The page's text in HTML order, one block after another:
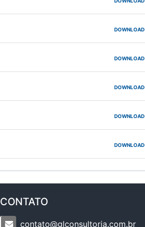
DOWNLOAD
DOWNLOAD
DOWNLOAD
DOWNLOAD
DOWNLOAD
CONTATO
contato@glconsultoria.com.br